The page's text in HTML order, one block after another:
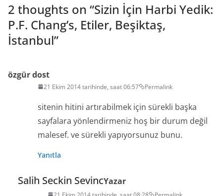
2 thoughts on “Sizin İçin Harbi Yedik:
P.F. Chang’s, Etiler, Beşiktaş,
İstanbul”
özgür dost
21 Ekim 2014 tarihinde, saat 06:57 Permalink
sitenin hitini artırabilmek için sürekli başka
sayfalara yönlendirmeniz hoş bir durum değil
malesef. ve sürekli yapıyorsunuz bunu.
Yanıtla
Salih Seckin SevincYazar